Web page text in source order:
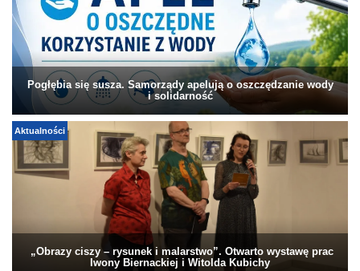
Pogłębia się susza. Samorządy apelują o oszczędzanie wody
i solidarność
Aktualności
„Obrazy ciszy – rysunek i malarstwo”. Otwarto wystawę prac
Iwony Biernackiej i Witolda Kubichy